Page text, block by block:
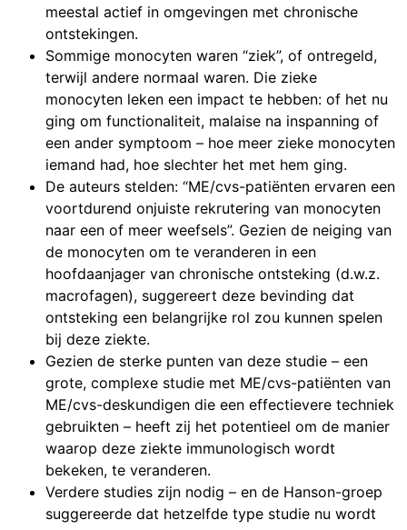
meestal actief in omgevingen met chronische
ontstekingen.
Sommige monocyten waren “ziek”, of ontregeld,
terwijl andere normaal waren. Die zieke
monocyten leken een impact te hebben: of het nu
ging om functionaliteit, malaise na inspanning of
een ander symptoom – hoe meer zieke monocyten
iemand had, hoe slechter het met hem ging.
De auteurs stelden: “ME/cvs-patiënten ervaren een
voortdurend onjuiste rekrutering van monocyten
naar een of meer weefsels”. Gezien de neiging van
de monocyten om te veranderen in een
hoofdaanjager van chronische ontsteking (d.w.z.
macrofagen), suggereert deze bevinding dat
ontsteking een belangrijke rol zou kunnen spelen
bij deze ziekte.
Gezien de sterke punten van deze studie – een
grote, complexe studie met ME/cvs-patiënten van
ME/cvs-deskundigen die een effectievere techniek
gebruikten – heeft zij het potentieel om de manier
waarop deze ziekte immunologisch wordt
bekeken, te veranderen.
Verdere studies zijn nodig – en de Hanson-groep
suggereerde dat hetzelfde type studie nu wordt